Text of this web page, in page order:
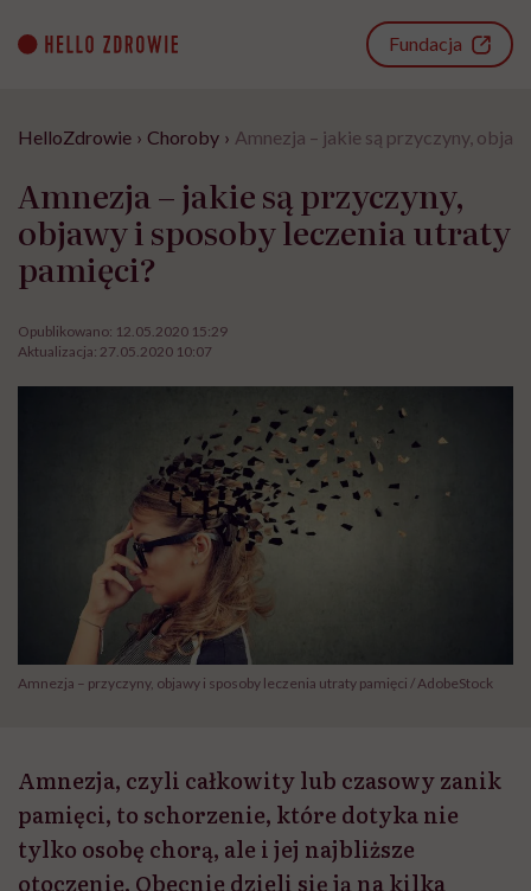
content
Fundacja
HelloZdrowie › Choroby › Amnezja – jakie są przyczyny,
Amnezja – jakie są przyczyny,
objawy i sposoby leczenia utraty
pamięci?
Opublikowano: 12.05.2020 15:29
Aktualizacja: 27.05.2020 10:07
Amnezja – przyczyny, objawy i sposoby leczenia utraty pamięci / AdobeStock
Amnezja, czyli całkowity lub czasowy zanik
pamięci, to schorzenie, które dotyka nie
tylko osobę chorą, ale i jej najbliższe
otoczenie. Obecnie dzieli się ją na kilka